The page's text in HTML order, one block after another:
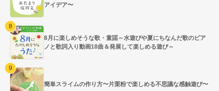
アイデア〜
8月に楽しめそうな歌・童謡～水遊びや夏にちなんだ歌のピア
ノと歌詞入り動画18曲＆発展して楽しめる遊び～
簡単スライムの作り方〜片栗粉で楽しめる不思議な感触遊び〜